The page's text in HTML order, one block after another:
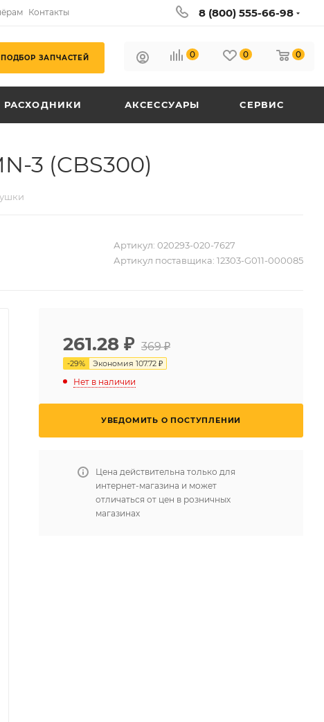
Контакты 8 (800) 555-66-98
ПОДБОР ЗАПЧАСТЕЙ 0 0 0
РАСХОДНИКИ АКСЕССУАРЫ СЕРВИС
3 (CBS300)
Артикул: 020293-020-7627
Артикул поставщика: 12303-G011-000085
261.28 ₽ 369 ₽
-29% Экономия 107.72 ₽
Нет в наличии
УВЕДОМИТЬ О ПОСТУПЛЕНИИ
Цена действительна только для
интернет-магазина и может
отличаться от цен в розничных
магазинах